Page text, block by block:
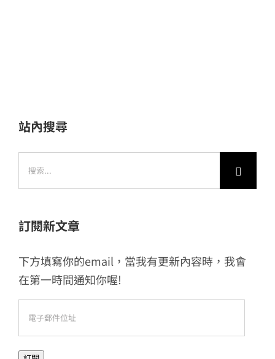
站內搜尋
訂閱新文章
下方填寫你的email，當我有更新內容時，我會
在第一時間通知你喔!